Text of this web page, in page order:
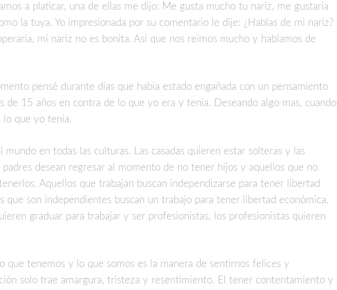
a platicar, una de ellas me dijo: Me gusta mucho tu nariz, me gustaría
la tuya. Yo impresionada por su comentario le dije: ¿Hablas de mi nariz?
mi nariz no es bonita. Así que nos reímos mucho y hablamos de
pensé durante días que había estado engañada con un pensamiento
de 15 años en contra de lo que yo era y tenia. Deseando algo mas, cuando
lo que yo tenia.
mundo en todas las culturas. Las casadas quieren estar solteras y las
padres desean regresar al momento de no tener hijos y aquellos que no
Aquellos que trabajan buscan independizarse para tener libertad
que son independientes buscan un trabajo para tener libertad económica.
graduar para trabajar y ser profesionistas, los profesionistas quieren
que tenemos y lo que somos es la manera de sentirnos felices y
solo trae amargura, tristeza y resentimiento. El tener contentamiento y